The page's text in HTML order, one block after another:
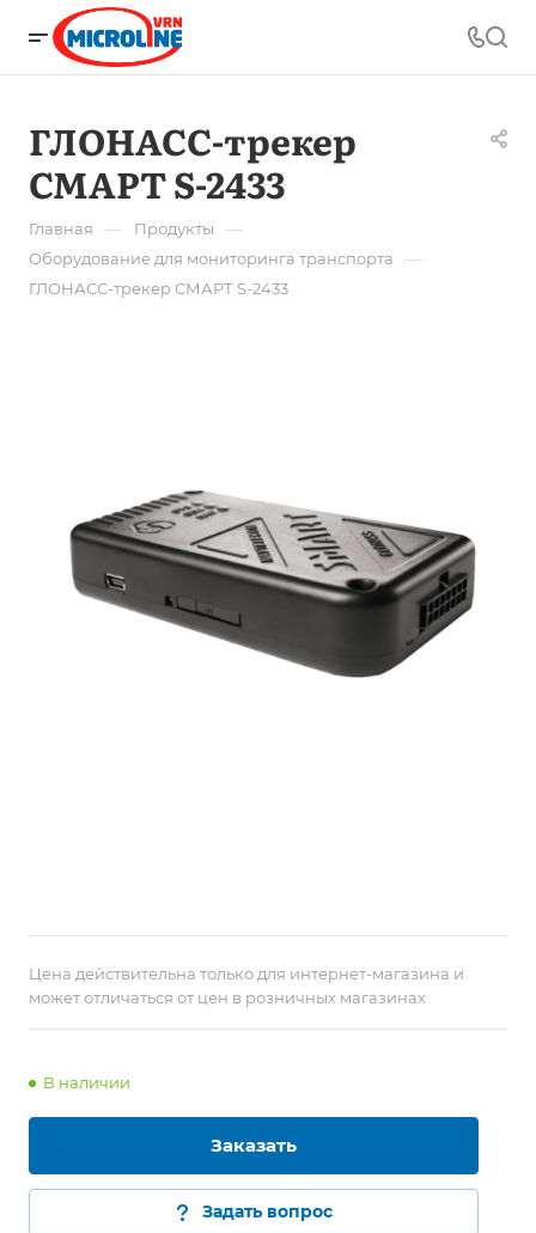
ГЛОНАСС-трекер
СМАРТ S-2433
Главная — Продукты —
Оборудование для мониторинга транспорта —
ГЛОНАСС-трекер СМАРТ S-2433
Цена действительна только для интернет-магазина и
может отличаться от цен в розничных магазинах
В наличии
Заказать
Задать вопрос